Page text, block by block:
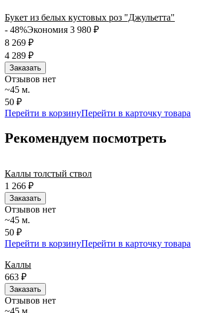
Букет из белых кустовых роз "Джульетта"
- 48%Экономия 3 980 ₽
8 269 ₽
4 289 ₽
Заказать
Отзывов нет
~45 м.
50 ₽
Перейти в корзинуПерейти в карточку товара
Рекомендуем посмотреть
Каллы толстый ствол
1 266 ₽
Заказать
Отзывов нет
~45 м.
50 ₽
Перейти в корзинуПерейти в карточку товара
Каллы
663 ₽
Заказать
Отзывов нет
~45 м.